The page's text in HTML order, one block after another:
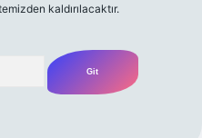
kaldırılacaktır.